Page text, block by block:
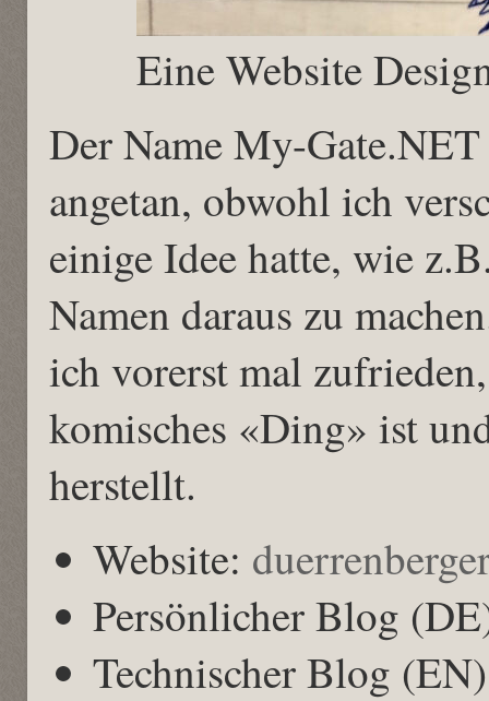
Eine Website
Der Name My-
angetan, obwohl ich
einige Idee hatte, wie
Namen daraus zu
ich vorerst mal
komisches «Ding» ist
herstellt.
Website:
Persönlicher Blog
Technischer Blog